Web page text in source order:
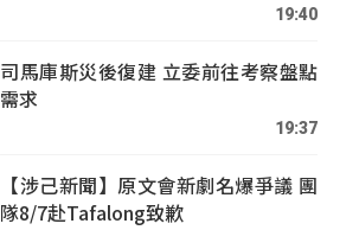
19:40
司馬庫斯災後復建 立委前往考察盤點
需求
19:37
【涉己新聞】原文會新劇名爆爭議 團
隊8/7赴Tafalong致歉